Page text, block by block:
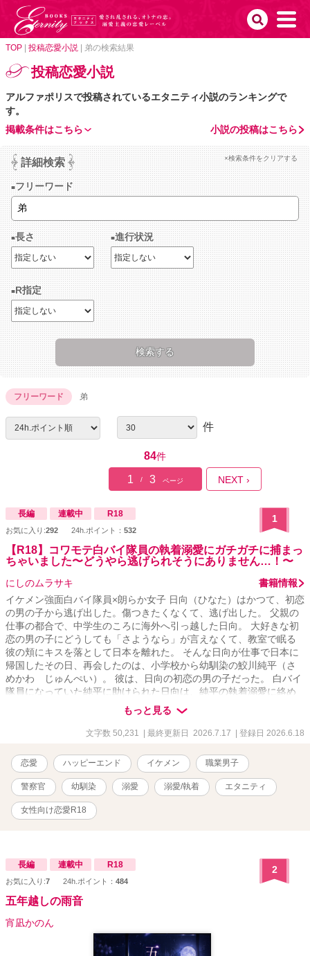
TOP 投稿恋愛小説 弟の検索結果
投稿恋愛小説
アルファポリスで投稿されているエタニティ小説のランキングで
す。
小説の投稿はこちら
掲載条件はこちら
詳細検索 ×検索条件をクリアする
フリーワード
長さ 進行状況
R指定
フリーワード 弟
件
84件
1 / 3 ページ NEXT ›
長編 連載中 R18
お気に入り:292 24h.ポイント： 532
1
【R18】コワモテ白バイ隊員の執着溺愛にガチガチに捕まっ
ちゃいました〜どうやら逃げられそうにありません…！〜
にしのムラサキ
書籍情報
イケメン強面白バイ隊員×朗らか女子 日向（ひなた）はかつて、初恋
の男の子から逃げ出した。傷つきたくなくて、逃げ出した。 父親の
仕事の都合で、中学生のころに海外へ引っ越した日向。 大好きな初
恋の男の子にどうしても「さようなら」が言えなくて、教室で眠る
彼の頬にキスを落として日本を離れた。 そんな日向が仕事で日本に
帰国したその日、再会したのは、小学校から幼馴染の鮫川純平（さ
めかわ じゅんぺい）。 彼は、日向の初恋の男の子だった。 白バイ
隊員になっていた純平に助けられた日向は、純平の執着溺愛に絡め
取られ、気がつけば逃げ出せなくなっていて。 怒っていると思って
いた。 あんなキス、嫌だったのかなって。 なのに……。 「俺、お前
が好きすぎてお前以外じゃ勃たないんだ」 「ちゃんと死ぬまで責任
あのデッドボールから始まった。 の、かも。 ※鮫川兄弟シリーズ最
新作です。
もっと見る
文字数 50,231 | 最終更新日 2026.7.17 | 登録日 2026.6.18
恋愛 ハッピーエンド イケメン 職業男子
警察官 幼馴染 溺愛 溺愛/執着 エタニティ
女性向け恋愛R18
長編 連載中 R18
お気に入り:7 24h.ポイント： 484
2
五年越しの雨音
宵凪かのん